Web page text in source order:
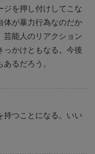
ジを押し付けしてこな
体が暴力行為なのだか
芸能人のリアクション
っかけともなる。今後
るだろう。
持つことになる。いい